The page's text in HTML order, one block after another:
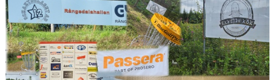
DOKUMENT
VÅRA LAG/TRÄNARE
MATCHER